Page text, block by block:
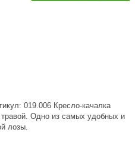
019.006 Кресло-качалка
травой. Одно из самых удобных и
лозы.